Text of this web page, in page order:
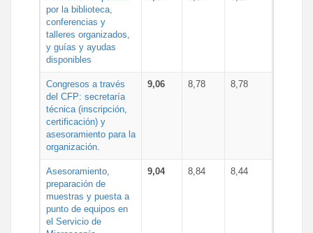
por la biblioteca,
conferencias y
talleres organizados,
y guías y ayudas
disponibles
Congresos a través
del CFP: secretaría
técnica (inscripción,
certificación) y
asesoramiento para la
organización.
9,06 8,78 8,78
Asesoramiento,
preparación de
muestras y puesta a
punto de equipos en
el Servicio de
9,04 8,84 8,44